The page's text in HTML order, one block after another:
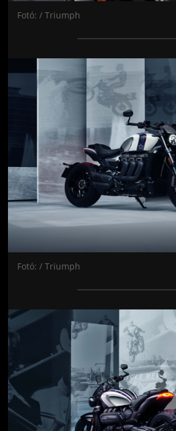
Fotó: / Triumph
Jön még kép!
Fotó: / Triumph
Jön még kép!